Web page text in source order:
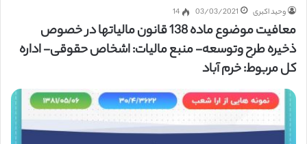
وحید اکبری 03/03/2021
14
معافیت موضوع ماده 138 قانون مالیاتها در خصوص
ذخیره طرح وتوسعه- منبع مالیات: اشخاص حقوقی- اداره
کل مربوط: خرم آباد